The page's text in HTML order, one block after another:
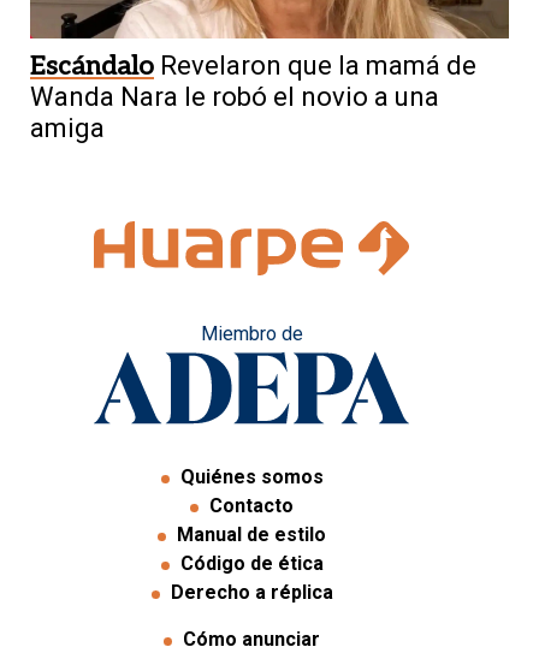
Escándalo Revelaron que la mamá de
Wanda Nara le robó el novio a una
amiga
Miembro de
Quiénes somos
Contacto
Manual de estilo
Código de ética
Derecho a réplica
Cómo anunciar